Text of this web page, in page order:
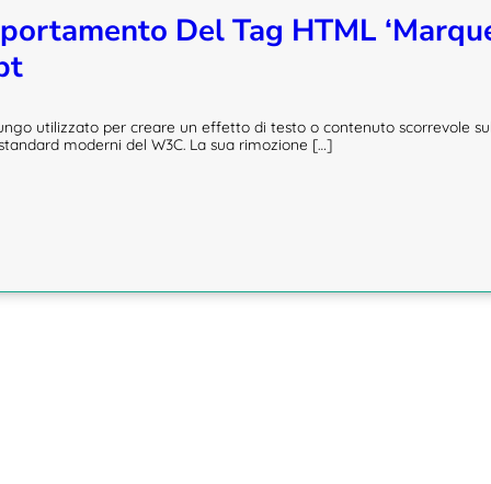
Del Tag HTML
utilizzato per creare un effetto di testo o contenuto scorrevole
moderni del W3C. La sua rimozione […]